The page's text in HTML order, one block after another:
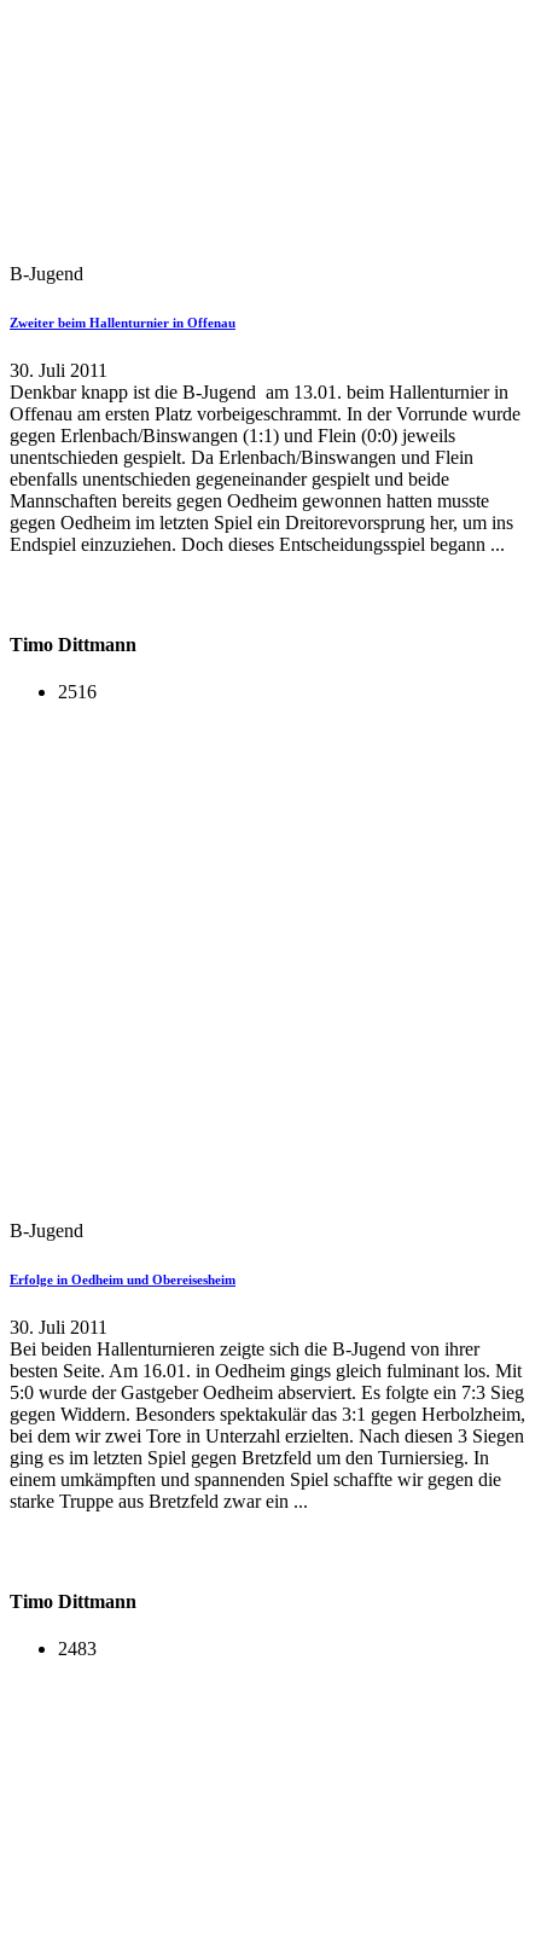
B-Jugend
Zweiter beim Hallenturnier in Offenau
30. Juli 2011
Denkbar knapp ist die B-Jugend am 13.01. beim Hallenturnier in
Offenau am ersten Platz vorbeigeschrammt. In der Vorrunde wurde
gegen Erlenbach/Binswangen (1:1) und Flein (0:0) jeweils
unentschieden gespielt. Da Erlenbach/Binswangen und Flein
ebenfalls unentschieden gegeneinander gespielt und beide
Mannschaften bereits gegen Oedheim gewonnen hatten musste
gegen Oedheim im letzten Spiel ein Dreitorevorsprung her, um ins
Endspiel einzuziehen. Doch dieses Entscheidungsspiel begann ...
Timo Dittmann
2516
B-Jugend
Erfolge in Oedheim und Obereisesheim
30. Juli 2011
Bei beiden Hallenturnieren zeigte sich die B-Jugend von ihrer
besten Seite. Am 16.01. in Oedheim gings gleich fulminant los. Mit
5:0 wurde der Gastgeber Oedheim abserviert. Es folgte ein 7:3 Sieg
gegen Widdern. Besonders spektakulär das 3:1 gegen Herbolzheim,
bei dem wir zwei Tore in Unterzahl erzielten. Nach diesen 3 Siegen
ging es im letzten Spiel gegen Bretzfeld um den Turniersieg. In
einem umkämpften und spannenden Spiel schaffte wir gegen die
starke Truppe aus Bretzfeld zwar ein ...
Timo Dittmann
2483